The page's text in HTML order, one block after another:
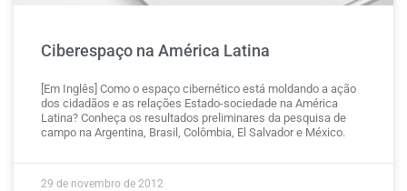
Ciberespaço na América Latina
[Em Inglês] Como o espaço cibernético está moldando a ação
dos cidadãos e as relações Estado-sociedade na América
Latina? Conheça os resultados preliminares da pesquisa de
campo na Argentina, Brasil, Colômbia, El Salvador e México.
29 de novembro de 2012